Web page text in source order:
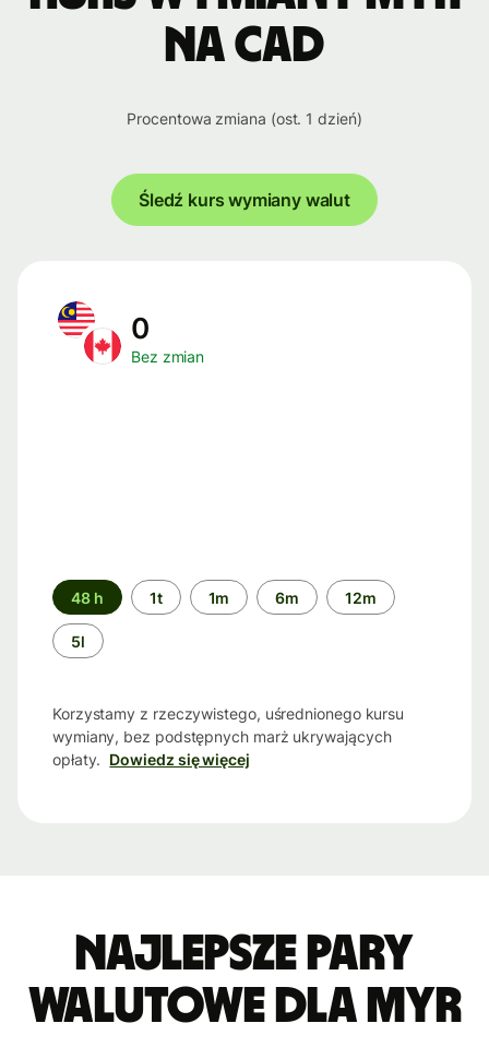
na CAD
Procentowa zmiana (ost. 1 dzień)
Śledź kurs wymiany walut
0
Bez zmian
Przedział
czasu
48 h 1t 1m 6m 12m
5l
Korzystamy z rzeczywistego, uśrednionego kursu
wymiany, bez podstępnych marż ukrywających
opłaty. Dowiedz się więcej
Najlepsze pary
walutowe dla MYR